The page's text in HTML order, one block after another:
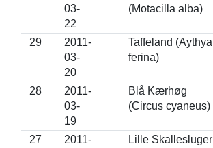
03-
22
(Motacilla alba)
29
2011-
03-
20
Taffeland (Aythya
ferina)
28
2011-
03-
19
Blå Kærhøg
(Circus cyaneus)
27
2011-
Lille Skallesluger